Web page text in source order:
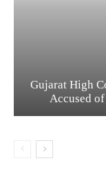
Gujarat High
Accused